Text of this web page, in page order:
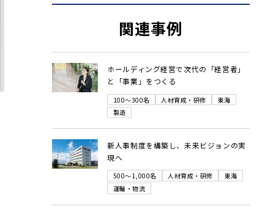
関連事例
ホールディング経営で次代の「経営者」
と「事業」をつくる
100～300名 人材育成・研修
東海
製造
新人事制度を構築し、未来ビジョンの実
現へ
500～1,000名 人材育成・研修
東海
運輸・物流